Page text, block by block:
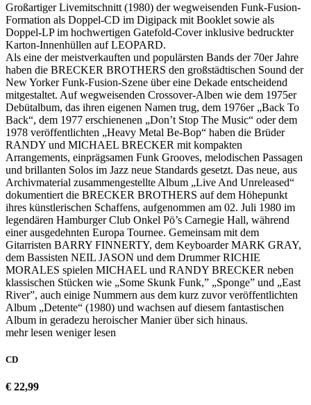
Großartiger Livemitschnitt (1980) der wegweisenden Funk-Fusion-
Formation als Doppel-CD im Digipack mit Booklet sowie als
Doppel-LP im hochwertigen Gatefold-Cover inklusive bedruckter
Karton-Innenhüllen auf LEOPARD.
Als eine der meistverkauften und populärsten Bands der 70er Jahre
haben die BRECKER BROTHERS den großstädtischen Sound der
New Yorker Funk-Fusion-Szene über eine Dekade entscheidend
mitgestaltet. Auf wegweisenden Crossover-Alben wie dem 1975er
Debütalbum, das ihren eigenen Namen trug, dem 1976er „Back To
Back“, dem 1977 erschienenen „Don’t Stop The Music“ oder dem
1978 veröffentlichten „Heavy Metal Be-Bop“ haben die Brüder
RANDY und MICHAEL BRECKER mit kompakten
Arrangements, einprägsamen Funk Grooves, melodischen Passagen
und brillanten Solos im Jazz neue Standards gesetzt. Das neue, aus
Archivmaterial zusammengestellte Album „Live And Unreleased“
dokumentiert die BRECKER BROTHERS auf dem Höhepunkt
ihres künstlerischen Schaffens, aufgenommen am 02. Juli 1980 im
legendären Hamburger Club Onkel Pö’s Carnegie Hall, während
einer ausgedehnten Europa Tournee. Gemeinsam mit dem
Gitarristen BARRY FINNERTY, dem Keyboarder MARK GRAY,
dem Bassisten NEIL JASON und dem Drummer RICHIE
MORALES spielen MICHAEL und RANDY BRECKER neben
klassischen Stücken wie „Some Skunk Funk,” „Sponge” und „East
River”, auch einige Nummern aus dem kurz zuvor veröffentlichten
Album „Detente“ (1980) und wachsen auf diesem fantastischen
Album in geradezu heroischer Manier über sich hinaus.
mehr lesen weniger lesen
CD
€ 22,99